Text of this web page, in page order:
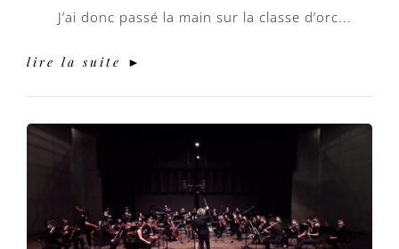
J’ai donc passé la main sur la classe d’orc...
lire la suite ►